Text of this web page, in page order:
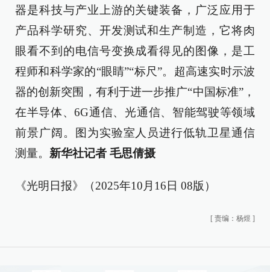
器是科技与产业上游的关键装备，广泛应用于
产品科学研究、开发测试和生产制造，它将肉
眼看不到的电信号变换成看得见的图像，是工
程师和科学家的“眼睛”“标尺”。超高速实时示波
器的创新突围，有利于进一步推广“中国标准”，
在半导体、6G通信、光通信、智能驾驶等领域
前景广阔。图为实验室人员进行低轨卫星通信
测量。 新华社记者 毛思倩摄
《光明日报》（2025年10月16日 08版）
[ 责编：杨煜 ]